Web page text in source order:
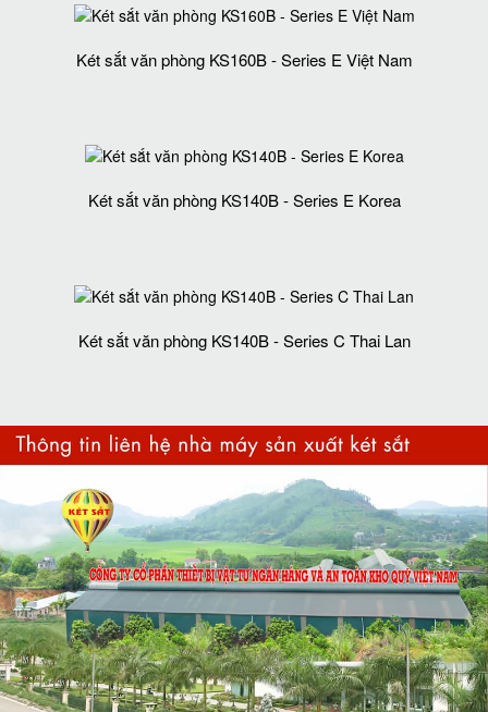
Két sắt văn phòng KS160B - Series E Việt Nam
Két sắt văn phòng KS140B - Series E Korea
Két sắt văn phòng KS140B - Series C Thai Lan